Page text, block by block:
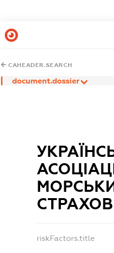
CAHEADER.SEARCH
document.dossier
riskFactors.title